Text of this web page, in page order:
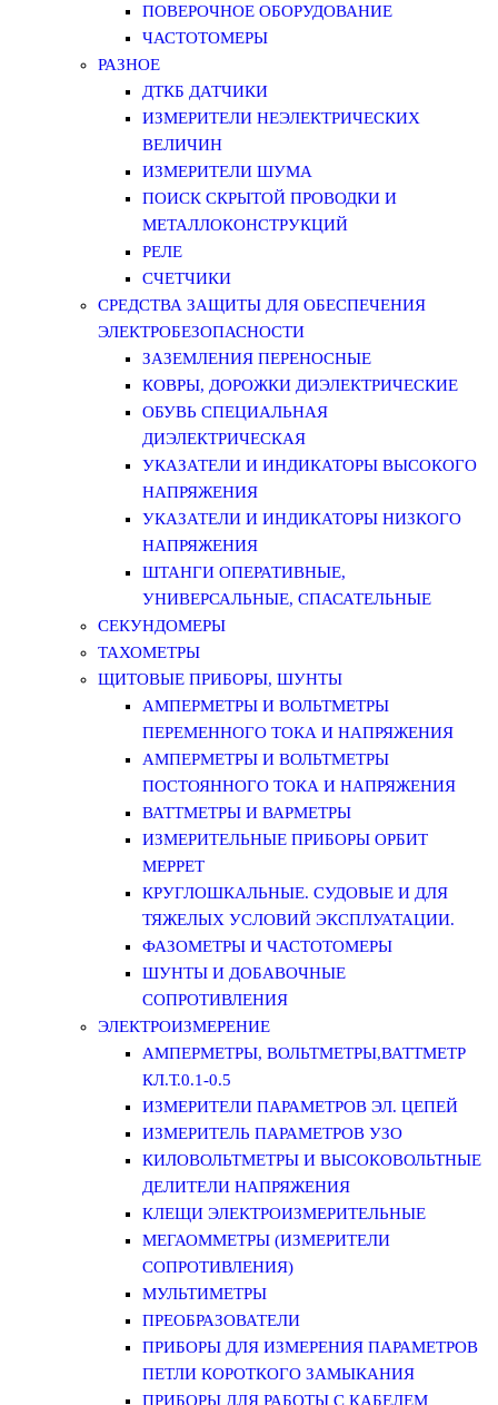
ПОВЕРОЧНОЕ ОБОРУДОВАНИЕ
ЧАСТОТОМЕРЫ
РАЗНОЕ
ДТКБ ДАТЧИКИ
ИЗМЕРИТЕЛИ НЕЭЛЕКТРИЧЕСКИХ
ВЕЛИЧИН
ИЗМЕРИТЕЛИ ШУМА
ПОИСК СКРЫТОЙ ПРОВОДКИ И
МЕТАЛЛОКОНСТРУКЦИЙ
РЕЛЕ
СЧЕТЧИКИ
СРЕДСТВА ЗАЩИТЫ ДЛЯ ОБЕСПЕЧЕНИЯ
ЭЛЕКТРОБЕЗОПАСНОСТИ
ЗАЗЕМЛЕНИЯ ПЕРЕНОСНЫЕ
КОВРЫ, ДОРОЖКИ ДИЭЛЕКТРИЧЕСКИЕ
ОБУВЬ СПЕЦИАЛЬНАЯ
ДИЭЛЕКТРИЧЕСКАЯ
УКАЗАТЕЛИ И ИНДИКАТОРЫ ВЫСОКОГО
НАПРЯЖЕНИЯ
УКАЗАТЕЛИ И ИНДИКАТОРЫ НИЗКОГО
НАПРЯЖЕНИЯ
ШТАНГИ ОПЕРАТИВНЫЕ,
УНИВЕРСАЛЬНЫЕ, СПАСАТЕЛЬНЫЕ
СЕКУНДОМЕРЫ
ТАХОМЕТРЫ
ЩИТОВЫЕ ПРИБОРЫ, ШУНТЫ
АМПЕРМЕТРЫ И ВОЛЬТМЕТРЫ
ПЕРЕМЕННОГО ТОКА И НАПРЯЖЕНИЯ
АМПЕРМЕТРЫ И ВОЛЬТМЕТРЫ
ПОСТОЯННОГО ТОКА И НАПРЯЖЕНИЯ
ВАТТМЕТРЫ И ВАРМЕТРЫ
ИЗМЕРИТЕЛЬНЫЕ ПРИБОРЫ ОРБИТ
МЕРРЕТ
КРУГЛОШКАЛЬНЫЕ. СУДОВЫЕ И ДЛЯ
ТЯЖЕЛЫХ УСЛОВИЙ ЭКСПЛУАТАЦИИ.
ФАЗОМЕТРЫ И ЧАСТОТОМЕРЫ
ШУНТЫ И ДОБАВОЧНЫЕ
СОПРОТИВЛЕНИЯ
ЭЛЕКТРОИЗМЕРЕНИЕ
АМПЕРМЕТРЫ, ВОЛЬТМЕТРЫ,ВАТТМЕТР
КЛ.Т.0.1-0.5
ИЗМЕРИТЕЛИ ПАРАМЕТРОВ ЭЛ. ЦЕПЕЙ
ИЗМЕРИТЕЛЬ ПАРАМЕТРОВ УЗО
КИЛОВОЛЬТМЕТРЫ И ВЫСОКОВОЛЬТНЫЕ
ДЕЛИТЕЛИ НАПРЯЖЕНИЯ
КЛЕЩИ ЭЛЕКТРОИЗМЕРИТЕЛЬНЫЕ
МЕГАОММЕТРЫ (ИЗМЕРИТЕЛИ
СОПРОТИВЛЕНИЯ)
МУЛЬТИМЕТРЫ
ПРЕОБРАЗОВАТЕЛИ
ПРИБОРЫ ДЛЯ ИЗМЕРЕНИЯ ПАРАМЕТРОВ
ПЕТЛИ КОРОТКОГО ЗАМЫКАНИЯ
ПРИБОРЫ ДЛЯ РАБОТЫ С КАБЕЛЕМ